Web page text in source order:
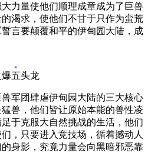
力量使他们顺理成章成为了巨兽
渴求，使他们不甘于只作为蛮荒
言要颠覆和平的伊甸园大陆，成
爆五头龙
军团肆虐伊甸园大陆的三大核心
兽，他们皆让原始本能的兽性凌
于克服大自然挑战的生活，他们
，只要进入竞技场，循着撼动人
身影，究竟力量会向黑暗邪恶靠